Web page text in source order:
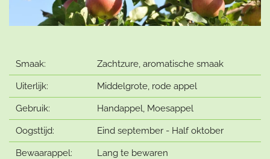
Smaak: Zachtzure, aromatische smaak
Uiterlijk: Middelgrote, rode appel
Gebruik: Handappel, Moesappel
Oogsttijd: Eind september - Half oktober
Bewaarappel: Lang te bewaren